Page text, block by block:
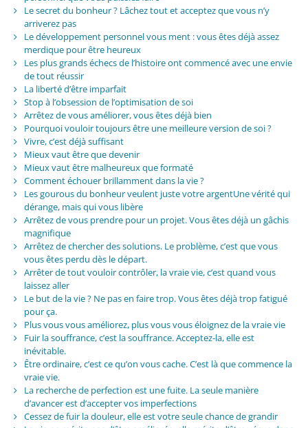
Le secret du bonheur ? Lâchez tout et acceptez que vous n’y
arriverez pas
Le développement personnel vous ment : vous êtes déjà assez
merdique pour être heureux
Les plus grands échecs de l’histoire ont commencé avec une envie
de tout réussir
La liberté d’être imparfait
Stop à l’obsession de l’optimisation de soi
Arrêtez de vous améliorer, vous êtes déjà bien
Pourquoi vouloir toujours être une meilleure version de soi ?
Vivre, c’est déjà suffisant
Mieux vaut être que devenir
Mieux vaut être malheureux que formaté
Comment échouer brillamment dans la vie ?
Les gourous du bonheur veulent juste votre argentUne vérité qui
dérange, mais qui vous libère
Arrêtez de vous prendre pour un projet. Vous êtes déjà un gâchis
magnifique
Arrêtez de chercher des solutions. Le problème, c’est que vous
vous êtes perdu dès le départ.
Arrêter de tout vouloir contrôler, la vraie vie, c’est quand vous
laissez aller
Le but de la vie ? Ne pas en faire trop. Vous êtes déjà trop fatigué
pour ça.
Plus vous vous améliorez, plus vous vous éloignez de la vraie vie
Fuir la souffrance, c’est la souffrance. Acceptez-la, elle est
inévitable.
Être ordinaire, c’est ce qu’on vous cache. C’est là que commence la
vraie vie.
La recherche de perfection est une fuite. La seule manière
d’avancer est d’accepter vos imperfections
Cessez de fuir la douleur, elle est votre seule chance de grandir